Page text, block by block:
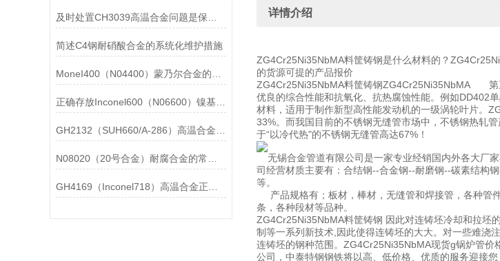
简述C4钢耐硝酸合金的系统化维护措施
正确存放Inconel600（N06600）镍基合金的重要性介绍
详情介绍
ZG4Cr25Ni35NbMA料筐铸钢是什么材料的？
的货源可提的产品报价
ZG4Cr25Ni35NbMA料筐铸钢ZG4Cr25Ni35NbMA 第
优良的综合性能和抗氧化、抗热腐蚀性能。例如DD402
材料，适用于制作新型高性能发动机的一级涡轮叶片。
33%。而我国目前的不锈钢无缝管市场中，不锈钢热轧
于“以冷代热"的不锈钢无缝管高达67%！
无锡合金管道有限公司是一家专业经销国内外各大厂
司经营材质主要有：合结钢--合金钢--耐磨钢--碳素结构
等。
产品规格有；板材，棒材，无缝管和焊接管，各种管
条，各种段材等品种。
ZG4Cr25Ni35NbMA料筐铸钢 因此对连铸坯冷却和拉坯
制等一系列新技术,因此使得连铸坯的大大。对一些难浇
连铸坯的钢种范围。ZG4Cr25Ni35NbMA现货g锅炉管
公司，中泰特钢钢铁将以高、低价格、优质的服务迎接